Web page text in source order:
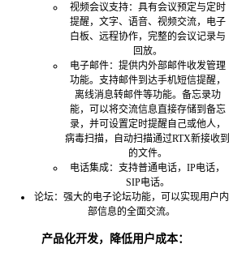
视频会议支持：具有会议预定与定时
提醒，文字、语音、视频交流，电子
白板、远程协作，完整的会议记录与
回放。
电子邮件：提供内外部邮件收发管理
功能。支持邮件到达手机短信提醒，
离线消息转邮件等功能。备忘录功
能，可以将交流信息直接存储到备忘
录，并可设置定时提醒自己或他人，
病毒扫描，自动扫描通过RTX新接收到
的文件。
电话集成：支持普通电话，IP电话，
SIP电话。
论坛：强大的电子论坛功能，可以实现用户内
部信息的全面交流。
产品化开发，降低用户成本：